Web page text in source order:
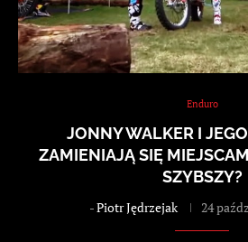
Enduro
JONNY WALKER I
ZAMIENIAJĄ SIĘ
SZYBSZY?
-Piotr Jędrzejak 24